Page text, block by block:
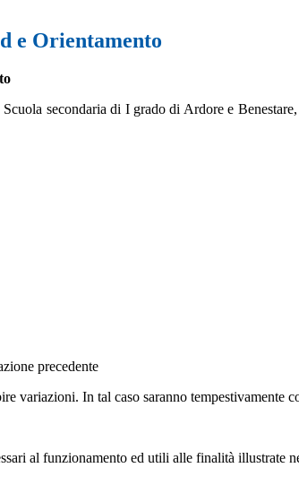
e Orientamento
secondaria di I grado di Ardore e
precedente
variazioni. In tal caso saranno tempestivamente
al funzionamento ed utili alle finalità illustrate